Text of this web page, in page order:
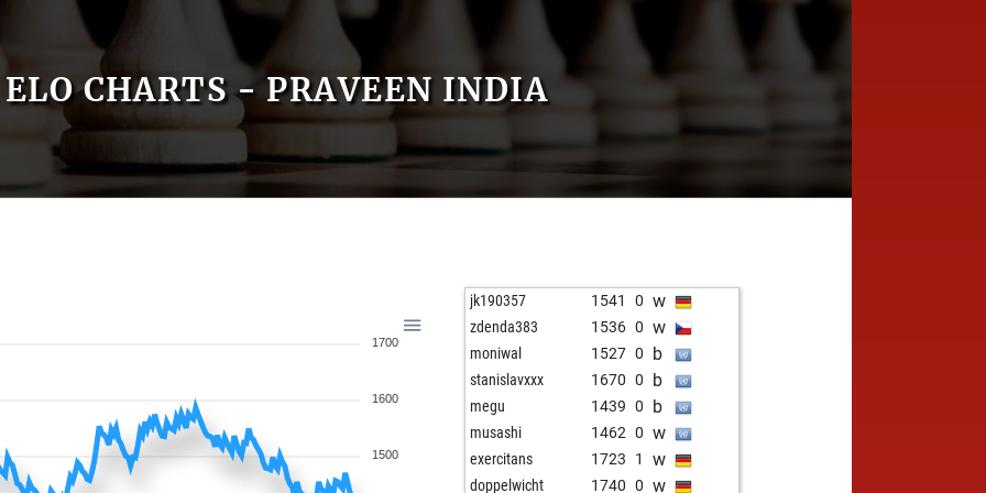
ELO CHARTS - PRAVEEN INDIA
1700
1600
1500
jk190357 1541 0 w
zdenda383 1536 0 w
moniwal 1527 0 b
stanislavxxx 1670 0 b
megu 1439 0 b
musashi 1462 0 w
exercitans 1723 1 w
doppelwicht 1740 0 w